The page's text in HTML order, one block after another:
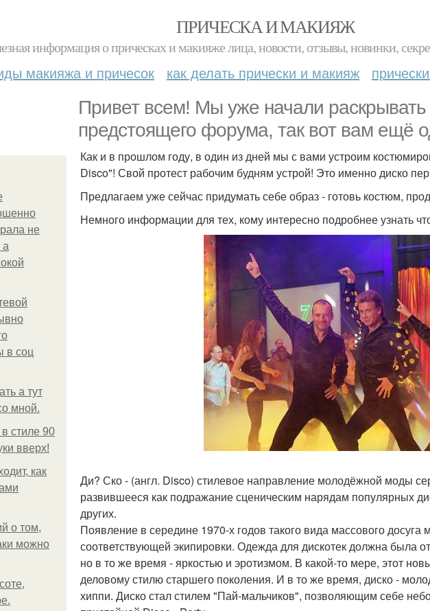
ПРИЧЕСКА И МАКИЯЖ
информация о прическах и макияже лица, новости, отзывы, новинки,
макияжа и причесок как делать прически и макияж
Привет всем! Мы уже начали
предстоящего форума, так вот вам ещё
не
а
в соц
а тут
мной.
стиле 90
вверх!
как
о том,
можно
Как и в прошлом году, в один из дней мы с вами устроим
Disco"! Свой протест рабочим будням устрой! Это именно диско
Предлагаем уже сейчас придумать себе образ - готовь костюм,
Немного информации для тех, кому интересно подробнее узнать
Ди? Ско - (англ. Disco) стилевое направление молодёжной моды
развившееся как подражание сценическим нарядам популярных
других.
Появление в середине 1970-х годов такого вида массового досуга
соответствующей экипировки. Одежда для дискотек должна была
но в то же время - яркостью и эротизмом. В какой-то мере, этот
деловому стилю старшего поколения. И в то же время, диско -
хиппи. Диско стал стилем "Пай-мальчиков", позволяющим себе